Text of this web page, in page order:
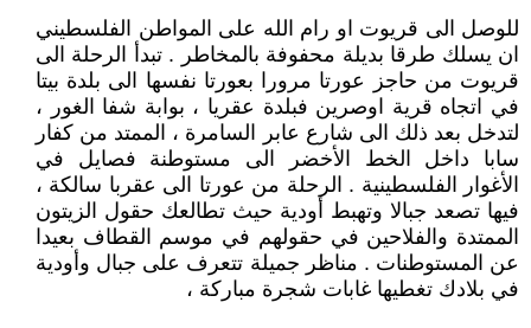
للوصل الى قريوت او رام الله على المواطن الفلسطيني
ان يسلك طرقا بديلة محفوفة بالمخاطر . تبدأ الرحلة الى
قريوت من حاجز عورتا مرورا بعورتا نفسها الى بلدة بيتا
في اتجاه قرية اوصرين فبلدة عقريا ، بوابة شفا الغور ،
لتدخل بعد ذلك الى شارع عابر السامرة ، الممتد من كفار
سابا داخل الخط الأخضر الى مستوطنة فصايل في
الأغوار الفلسطينية . الرحلة من عورتا الى عقربا سالكة ،
فيها تصعد جبالا وتهبط أودية حيث تطالعك حقول الزيتون
الممتدة والفلاحين في حقولهم في موسم القطاف بعيدا
عن المستوطنات . مناظر جميلة تتعرف على جبال وأودية
في بلادك تغطيها غابات شجرة مباركة ،